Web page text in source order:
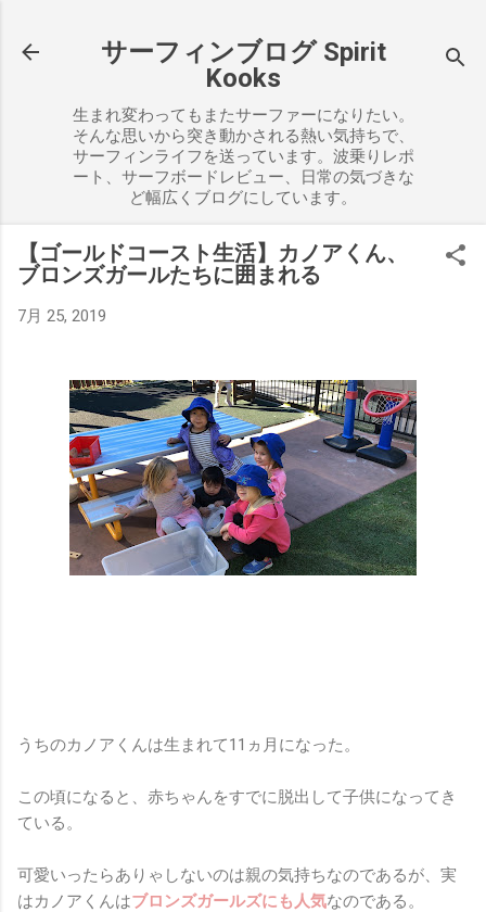
サーフィンブログ Spirit
Kooks
生まれ変わってもまたサーファーになりたい。
そんな思いから突き動かされる熱い気持ちで、
サーフィンライフを送っています。波乗りレポ
ート、サーフボードレビュー、日常の気づきな
ど幅広くブログにしています。
【ゴールドコースト生活】カノアくん、
ブロンズガールたちに囲まれる
7月 25, 2019
うちのカノアくんは生まれて11ヵ月になった。
この頃になると、赤ちゃんをすでに脱出して子供になってき
ている。
可愛いったらありゃしないのは親の気持ちなのであるが、実
はカノアくんはブロンズガールズにも人気なのである。